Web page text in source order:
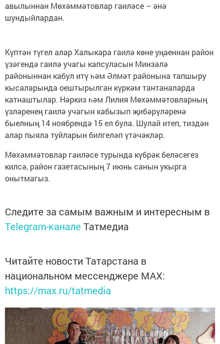
авылыннан Мөхәммәтовлар гаиләсе – әнә
шундыйлардан.
Күптән түгел алар Халыкара гаилә көне уңаеннан район
үзәгендә гаилә учагы капсуласын Минзәлә
районыннан кабул итү һәм Әлмәт районына тапшыру
кысаларында оештырылган күркәм тантаналарда
катнаштылар. Нәркиз һәм Лилия Мөхәммәтовларның
үзләренең гаилә учагын кабызып җибәрүләренә
быелның 14 ноябрендә 15 ел була. Шулай итеп, тиздән
алар пыяла туйларын билгеләп үтәчәкләр.
Мөхәммәтовлар гаиләсе турында күбрәк беләсегез
килсә, район газетасының 7 июнь санын укырга
онытмагыз.
Следите за самым важным и интересным в
Telegram-канале Татмедиа
Читайте новости Татарстана в
национальном мессенджере MАХ:
https://max.ru/tatmedia